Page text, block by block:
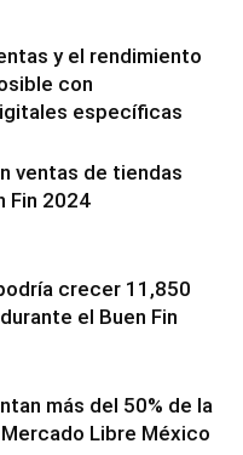
y el rendimiento
con
específicas
ventas de tiendas
Fin 2024
crecer 11,850
el Buen Fin
más del 50% de la
Libre México